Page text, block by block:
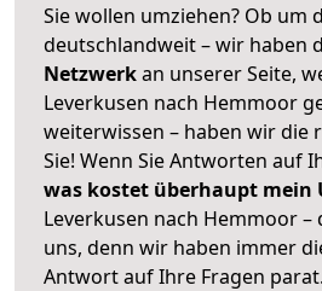
Sie wollen umziehen? Ob um
deutschlandweit – wir haben
Netzwerkan unserer Seite,
Leverkusen nach Hemmoor
weiterwissen – haben wir die
Sie! Wenn Sie Antworten auf
was kostet überhaupt mein
Leverkusen nach Hemmoor –
uns, denn wir haben immer
Antwort auf Ihre Fragen parat.